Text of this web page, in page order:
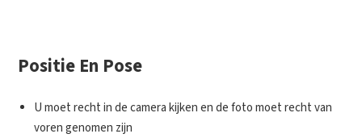
Positie En Pose
U moet recht in de camera kijken en de foto moet recht van
voren genomen zijn